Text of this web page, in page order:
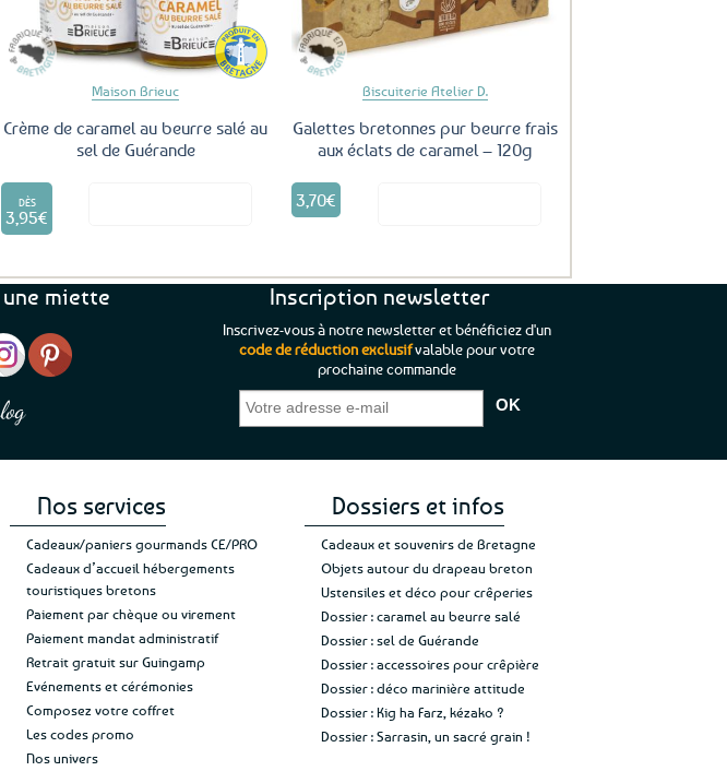
Maison Brieuc
Crème de caramel au beurre salé au
sel de Guérande
DÈS
3,95€
Ce
Les
peuvent
être
choisies
du
Biscuiterie Atelier D.
Galettes bretonnes pur beurre frais
aux éclats de caramel – 120g
3,70€
pour
M.
“J’ai mis 5 étoiles parce que je pouvais pas
en mettre 6 ;)
Je suis plus que satisfaite de mon achat et
de ma livraison. Ne changez rien”Jade C.
“C’est agréable et tout aussi rassurant
de constater qu’il n’y a pas de petite
commande, mais un client à satisfaire.”
une miette Inscription newsletter
Inscrivez-vous à notre newsletter et bénéficiez d'un
code de réduction exclusifvalable pour votre
prochaine commande
Nos services
Cadeaux/paniers gourmands CE/PRO
Cadeaux d’accueil hébergements
touristiques bretons
Paiement par chèque ou virement
Paiement mandat administratif
Retrait gratuit sur Guingamp
Evénements et cérémonies
Composez votre coffret
Les codes promo
Nos univers
Dossiers et infos
Cadeaux et souvenirs de Bretagne
Objets autour du drapeau breton
Ustensiles et déco pour crêperies
Dossier : caramel au beurre salé
Dossier : sel de Guérande
Dossier : accessoires pour crêpière
Dossier : déco marinière attitude
Dossier : Kig ha Farz, kézako ?
Dossier : Sarrasin, un sacré grain !